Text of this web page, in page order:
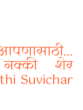
नक्की शेर
Suvichar